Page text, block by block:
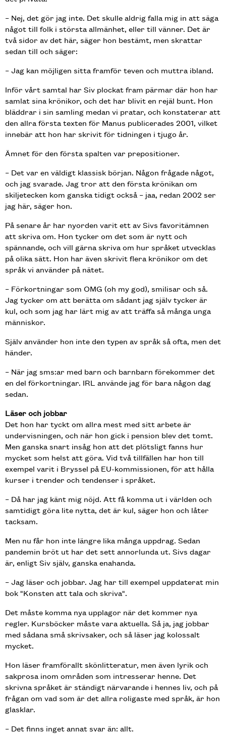
– Nej, det gör jag inte. Det skulle aldrig falla mig in att säga
något till folk i största allmänhet, eller till vänner. Det är
två sidor av det här, säger hon bestämt, men skrattar
sedan till och säger:
– Jag kan möjligen sitta framför teven och muttra ibland.
Inför vårt samtal har Siv plockat fram pärmar där hon har
samlat sina krönikor, och det har blivit en rejäl bunt. Hon
bläddrar i sin samling medan vi pratar, och konstaterar att
den allra första texten för Manus publicerades 2001, vilket
innebär att hon har skrivit för tidningen i tjugo år.
Ämnet för den första spalten var prepositioner.
– Det var en väldigt klassisk början. Någon frågade något,
och jag svarade. Jag tror att den första krönikan om
skiljetecken kom ganska tidigt också – jaa, redan 2002 ser
jag här, säger hon.
På senare år har nyorden varit ett av Sivs favoritämnen
att skriva om. Hon tycker om det som är nytt och
spännande, och vill gärna skriva om hur språket utvecklas
på olika sätt. Hon har även skrivit flera krönikor om det
språk vi använder på nätet.
– Förkortningar som OMG (oh my god), smilisar och så.
Jag tycker om att berätta om sådant jag själv tycker är
kul, och som jag har lärt mig av att träffa så många unga
människor.
Själv använder hon inte den typen av språk så ofta, men det
händer.
– När jag sms:ar med barn och barnbarn förekommer det
en del förkortningar. IRL använde jag för bara någon dag
sedan.
Läser och jobbar
Det hon har tyckt om allra mest med sitt arbete är
undervisningen, och när hon gick i pension blev det tomt.
Men ganska snart insåg hon att det plötsligt fanns hur
mycket som helst att göra. Vid två tillfällen har hon till
exempel varit i Bryssel på EU-kommissionen, för att hålla
kurser i trender och tendenser i språket.
– Då har jag känt mig nöjd. Att få komma ut i världen och
samtidigt göra lite nytta, det är kul, säger hon och låter
tacksam.
Men nu får hon inte längre lika många uppdrag. Sedan
pandemin bröt ut har det sett annorlunda ut. Sivs dagar
är, enligt Siv själv, ganska enahanda.
– Jag läser och jobbar. Jag har till exempel uppdaterat min
bok "Konsten att tala och skriva".
Det måste komma nya upplagor när det kommer nya
regler. Kursböcker måste vara aktuella. Så ja, jag jobbar
med sådana små skrivsaker, och så läser jag kolossalt
mycket.
Hon läser framförallt skönlitteratur, men även lyrik och
sakprosa inom områden som intresserar henne. Det
skrivna språket är ständigt närvarande i hennes liv, och på
frågan om vad som är det allra roligaste med språk, är hon
glasklar.
– Det finns inget annat svar än: allt.